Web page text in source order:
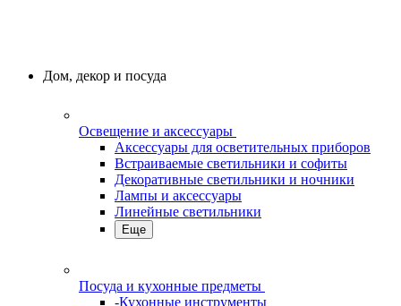
Дом, декор и посуда
Освещение и аксессуары
Аксессуары для осветительных приборов
Встраиваемые светильники и софиты
Декоративные светильники и ночники
Лампы и аксессуары
Линейные светильники
Еще
Посуда и кухонные предметы
-Кухонные инструменты